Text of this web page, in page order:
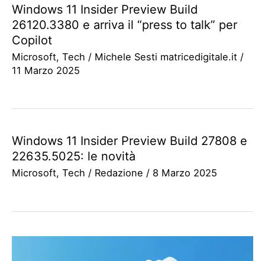
Windows 11 Insider Preview Build
26120.3380 e arriva il “press to talk” per
Copilot
Microsoft, Tech / Michele Sesti matricedigitale.it /
11 Marzo 2025
Windows 11 Insider Preview Build 27808 e
22635.5025: le novità
Microsoft, Tech / Redazione / 8 Marzo 2025